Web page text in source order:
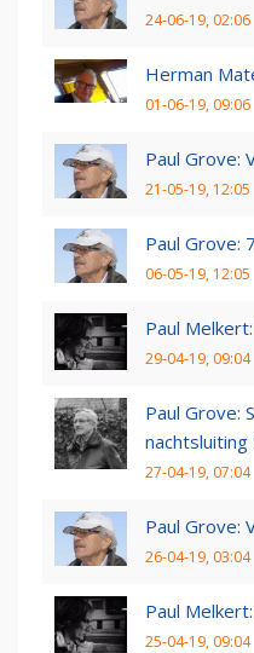
24-06-19, 02:06
Herman
01-06-19, 09:06
Paul Grove:
21-05-19, 12:05
Paul Grove:
06-05-19, 12:05
Paul
29-04-19, 09:04
Paul Grove:
nachtsluiting
27-04-19, 07:04
Paul Grove:
26-04-19, 03:04
Paul
25-04-19, 09:04